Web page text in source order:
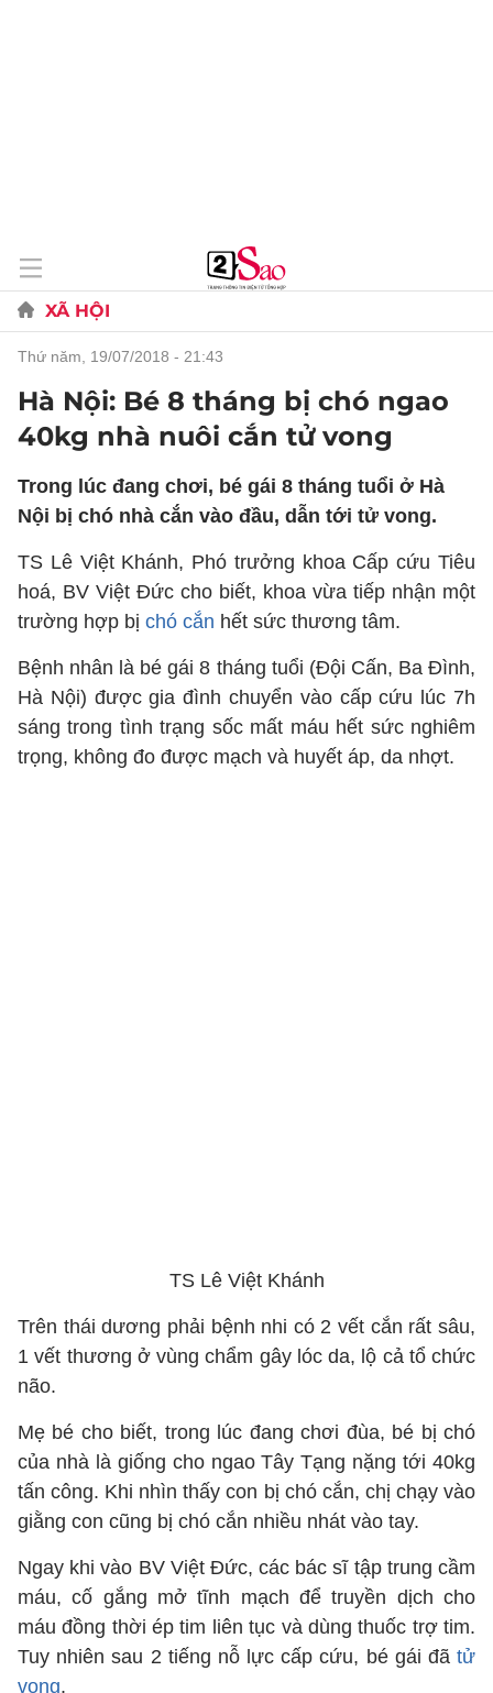
XÃ HỘI
thứ năm, 19/07/2018 - 21:43
Hà Nội: Bé 8 tháng bị chó ngao
40kg nhà nuôi cắn tử vong
Trong lúc đang chơi, bé gái 8 tháng tuổi ở Hà
Nội bị chó nhà cắn vào đầu, dẫn tới tử vong.
TS Lê Việt Khánh, Phó trưởng khoa Cấp cứu Tiêu
hoá, BV Việt Đức cho biết, khoa vừa tiếp nhận một
trường hợp bị chó cắn hết sức thương tâm.
Bệnh nhân là bé gái 8 tháng tuổi (Đội Cấn, Ba Đình,
Hà Nội) được gia đình chuyển vào cấp cứu lúc 7h
sáng trong tình trạng sốc mất máu hết sức nghiêm
trọng, không đo được mạch và huyết áp, da nhợt.
TS Lê Việt Khánh
Trên thái dương phải bệnh nhi có 2 vết cắn rất sâu,
1 vết thương ở vùng chẩm gây lóc da, lộ cả tổ chức
não.
Mẹ bé cho biết, trong lúc đang chơi đùa, bé bị chó
của nhà là giống cho ngao Tây Tạng nặng tới 40kg
tấn công. Khi nhìn thấy con bị chó cắn, chị chạy vào
giằng con cũng bị chó cắn nhiều nhát vào tay.
Ngay khi vào BV Việt Đức, các bác sĩ tập trung cầm
máu, cố gắng mở tĩnh mạch để truyền dịch cho
máu đồng thời ép tim liên tục và dùng thuốc trợ tim.
Tuy nhiên sau 2 tiếng nỗ lực cấp cứu, bé gái đã tử
vong.